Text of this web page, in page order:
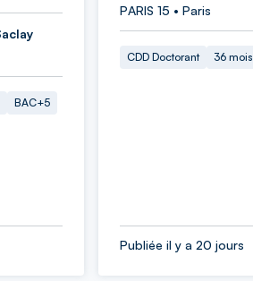
BAC+5
PARIS 15 • Paris
CDD Doctorant 36 mois
Publiée il y a 20 jours